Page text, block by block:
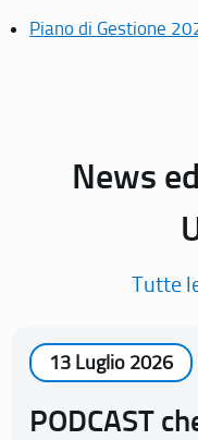
Piano di Gestione
News
Tutte
13 Luglio 2026
PODCAST